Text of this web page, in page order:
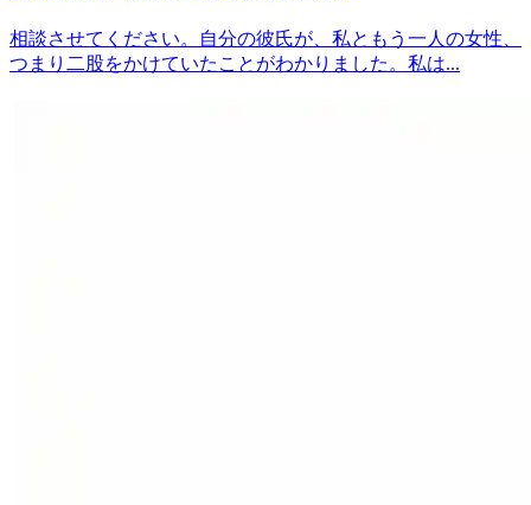
相談させてください。自分の彼氏が、私ともう一人の女性、
つまり二股をかけていたことがわかりました。私は...